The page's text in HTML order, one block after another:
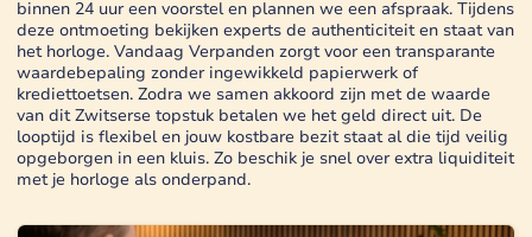
binnen 24 uur een voorstel en plannen we een afspraak. Tijdens
deze ontmoeting bekijken experts de authenticiteit en staat van
het horloge. Vandaag Verpanden zorgt voor een transparante
waardebepaling zonder ingewikkeld papierwerk of
krediettoetsen. Zodra we samen akkoord zijn met de waarde
van dit Zwitserse topstuk betalen we het geld direct uit. De
looptijd is flexibel en jouw kostbare bezit staat al die tijd veilig
opgeborgen in een kluis. Zo beschik je snel over extra liquiditeit
met je horloge als onderpand.